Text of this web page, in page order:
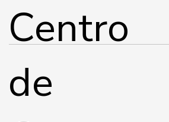
Centro
de